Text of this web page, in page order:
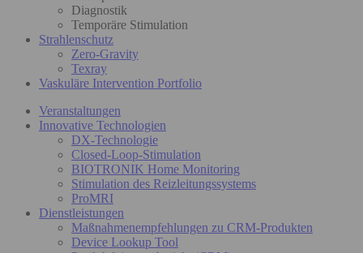
Diagnostik
Temporäre Stimulation
Strahlenschutz
Zero-Gravity
Texray
Vaskuläre Intervention Portfolio
Veranstaltungen
Innovative Technologien
DX-Technologie
Closed-Loop-Stimulation
BIOTRONIK Home Monitoring
Stimulation des Reizleitungssystems
ProMRI
Dienstleistungen
Maßnahmenempfehlungen zu CRM-Produkten
Device Lookup Tool